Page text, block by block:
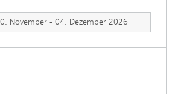
November - 04. Dezember 2026